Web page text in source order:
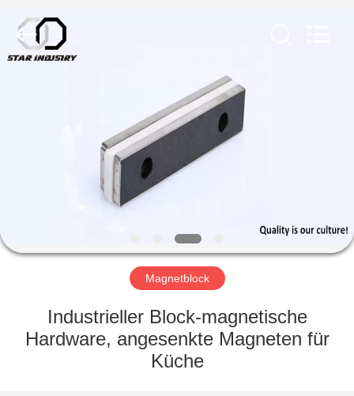
PRODUKTE
FABRIK-
QUALITÄTSKONTROLLE
2020
magnetsassembly.com.
All
Magnetblock
Industrieller Block-magnetische
Hardware, angesenkte Magneten für
Küche